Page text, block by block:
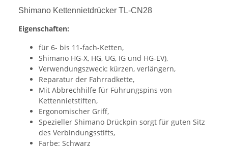
Shimano Kettennietdrücker TL-CN28
Eigenschaften:
für 6- bis 11-fach-Ketten,
Shimano HG-X, HG, UG, IG und HG-EV),
Verwendungszweck: kürzen, verlängern,
Reparatur der Fahrradkette,
Mit Abbrechhilfe für Führungspins von
Kettennietstiften,
Ergonomischer Griff,
Spezieller Shimano Drückpin sorgt für guten Sitz
des Verbindungsstifts,
Farbe: Schwarz